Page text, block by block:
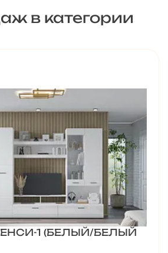
в категории
1 (БЕЛЫЙ/БЕЛЫЙ